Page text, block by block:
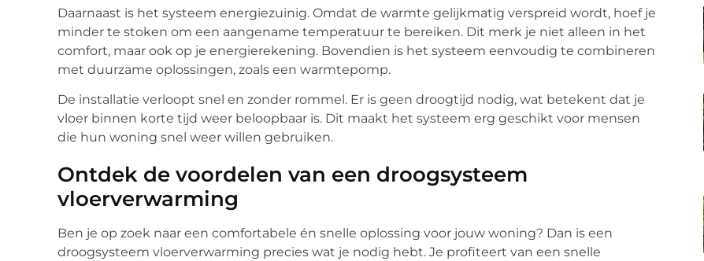
Daarnaast is het systeem energiezuinig. Omdat de warmte gelijkmatig verspreid wordt, hoef je
minder te stoken om een aangename temperatuur te bereiken. Dit merk je niet alleen in het
comfort, maar ook op je energierekening. Bovendien is het systeem eenvoudig te combineren
met duurzame oplossingen, zoals een warmtepomp.
De installatie verloopt snel en zonder rommel. Er is geen droogtijd nodig, wat betekent dat je
vloer binnen korte tijd weer beloopbaar is. Dit maakt het systeem erg geschikt voor mensen
die hun woning snel weer willen gebruiken.
Ontdek de voordelen van een droogsysteem
vloerverwarming
Ben je op zoek naar een comfortabele én snelle oplossing voor jouw woning? Dan is een
droogsysteem vloerverwarming precies wat je nodig hebt. Je profiteert van een snelle